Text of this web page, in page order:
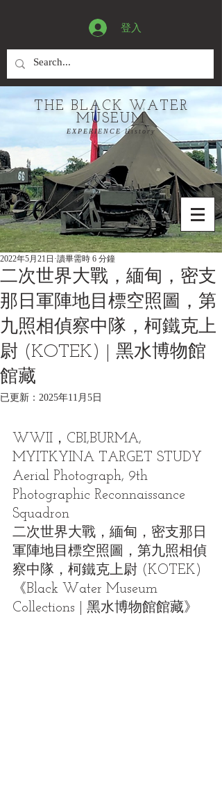
登入
THE BLACK WATER
MUSEUM
EXPERIENCE History
二次世界大戰，緬甸，密支
那日軍陣地目標空照圖，第
九照相偵察中隊，柯鐵克上
尉 (KOTEK) | 黑水博物館
館藏
2022年5月21日 讀畢需時 6 分鐘
已更新： 2025年11月5日
WWII，CBI,BURMA,
MYITKYINA TARGET STUDY
Aerial Photograph, 9th
Photographic Reconnaissance
Squadron
二次世界大戰，緬甸，密支那日
軍陣地目標空照圖，第九照相偵
察中隊，柯鐵克上尉 (KOTEK)
《Black Water Museum
Collections | 黑水博物館館藏》